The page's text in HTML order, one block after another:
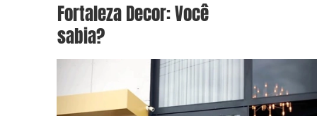
Fortaleza Decor: Você
sabia?